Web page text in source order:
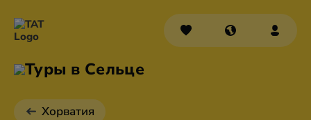
Туры в Сельце
Хорватия